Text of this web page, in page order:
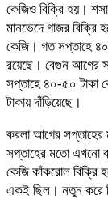
কেজিও বিক্রি হয়।
মানভেদে গাজর বিক্রি
কেজি। গত সপ্তাহে ৪০-
রয়েছে। বেগুন আগের
সপ্তাহে ৪০-৫০ টাকা
টাকায় দাঁড়িয়েছে।
করলা আগের সপ্তাহের
সপ্তাহের মতো এখনো
কেজি কাঁকরোল বিক্রি
একই ছিল। নতুন করে